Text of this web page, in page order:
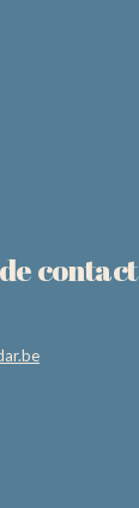
contact